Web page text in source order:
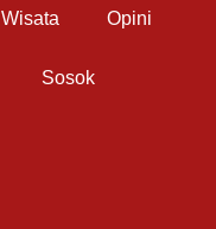
Wisata Opini
Sosok